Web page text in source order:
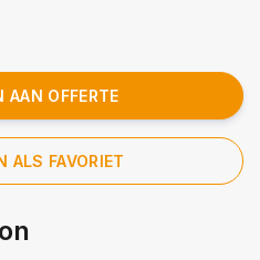
AAN OFFERTE
ALS FAVORIET